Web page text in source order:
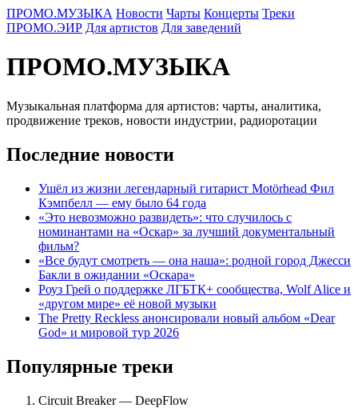
ПРОМО.МУЗЫКА Новости Чарты Концерты Треки
ПРОМО.ЭИР Для артистов Для заведений
ПРОМО.МУЗЫКА
Музыкальная платформа для артистов: чарты, аналитика,
продвижение треков, новости индустрии, радиоротации
Последние новости
Ушёл из жизни легендарный гитарист Motörhead Фил
Кэмпбелл — ему было 64 года
«Это невозможно развидеть»: что случилось с
номинантами на «Оскар» за лучший документальный
фильм?
«Все будут смотреть — она наша»: родной город Джесси
Бакли в ожидании «Оскара»
Роуз Грей о поддержке ЛГБТК+ сообщества, Wolf Alice и
«другом мире» её новой музыки
The Pretty Reckless анонсировали новый альбом «Dear
God» и мировой тур 2026
Популярные треки
Circuit Breaker — DeepFlow